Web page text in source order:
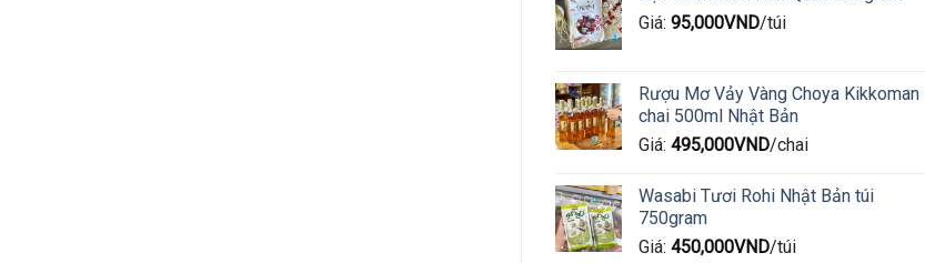
trên
trang
phẩm
phẩm
Giá: 95,000VND/túi
Rượu Mơ Vảy Vàng Choya Kikkoman
chai 500ml Nhật Bản
Giá: 495,000VND/chai
Wasabi Tươi Rohi Nhật Bản túi
750gram
Giá: 450,000VND/túi